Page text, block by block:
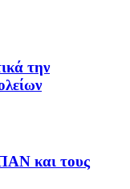
την
και τους